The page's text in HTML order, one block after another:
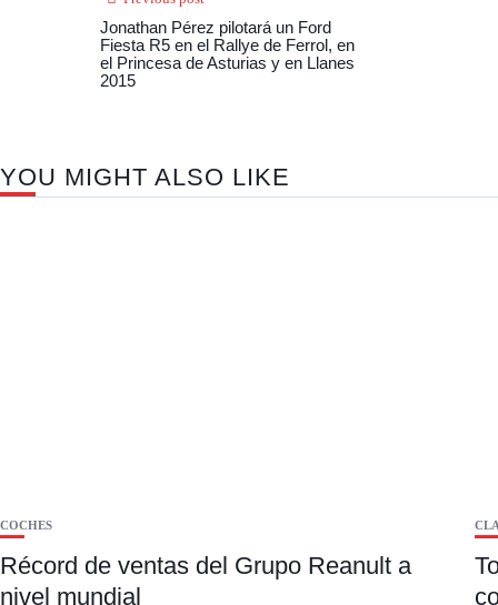
Jonathan Pérez pilotará un Ford
Fiesta R5 en el Rallye de Ferrol, en
el Princesa de Asturias y en Llanes
2015
YOU MIGHT ALSO LIKE
COCHES
Récord de ventas del Grupo Reanult a
nivel mundial